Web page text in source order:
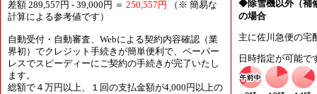
差額 289,557円 - 39,000円 ＝ 250,557円
（※ 簡易な
計算による参考値です）
自動受付・自動審査、Webによる契約内容確認（業
界初）でクレジット手続きが簡単便利で、ペーパー
レスでスピーディーにご契約の手続きが完了いたし
ます。
総額で４万円以上、１回の支払金額が4,000円以上の
◆除雪機以外（補
の場合
主に佐川急便の宅
日時指定が可能で